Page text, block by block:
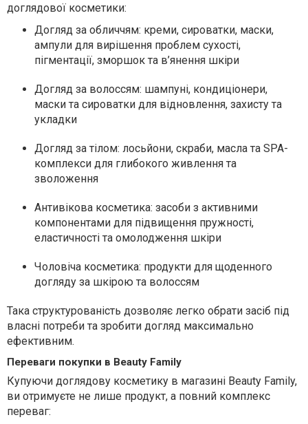
доглядової косметики:
Догляд за обличчям: креми, сироватки, маски,
ампули для вирішення проблем сухості,
пігментації, зморшок та в’янення шкіри
Догляд за волоссям: шампуні, кондиціонери,
маски та сироватки для відновлення, захисту та
укладки
Догляд за тілом: лосьйони, скраби, масла та SPA-
комплекси для глибокого живлення та
зволоження
Антивікова косметика: засоби з активними
компонентами для підвищення пружності,
еластичності та омолодження шкіри
Чоловіча косметика: продукти для щоденного
догляду за шкірою та волоссям
Така структурованість дозволяє легко обрати засіб під
власні потреби та зробити догляд максимально
ефективним.
Переваги покупки в Beauty Family
Купуючи доглядову косметику в магазині Beauty Family,
ви отримуєте не лише продукт, а повний комплекс
переваг: